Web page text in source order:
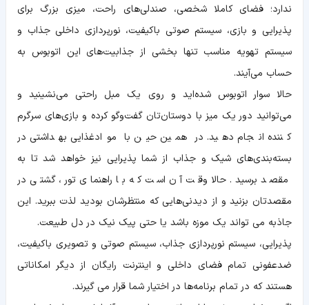
ندارد؛ فضای کاملا شخصی، صندلی‌های راحت، میزی بزرگ برای
پذیرایی و بازی، سیستم صوتی باکیفیت، نورپردازی داخلی جذاب و
سیستم تهویه مناسب تنها بخشی از جذابیت‌های این اتوبوس به
حساب می‌آیند.
حالا سوار اتوبوس شده‌اید و روی یک مبل‌ راحتی می‌نشینید و
می‌توانید دور یک میز با دوستان‌تان گفت‌وگو کرده و بازی‌های سرگرم
کننده انجام دهید. در همین حین با موادغذایی بهداشتی در
بسته‌بندی‌های شیک و جذاب از شما پذیرایی نیز خواهد شد تا به
مقصد برسید. حالا وقت آن است که با راهنمای تور، گشتی در
مقصدتان بزنید و از دیدنی‌هایی که منتظرشان بودید لذت ببرید. این
جاذبه می تواند یک موزه باشد یا حتی پیک نیک در دل طبیعت.
پذیرایی، سیستم نورپردازی جذاب، سیستم صوتی و تصویری باکیفیت،
ضدعفونی تمام فضای داخلی و اینترنت رایگان از دیگر امکاناتی
هستند که در تمام برنامه‌ها در اختیار شما قرار می گیرند.